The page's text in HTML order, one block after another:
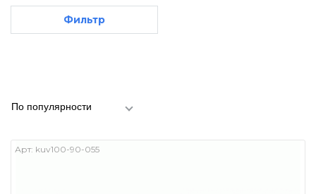
Фильтр
По популярности
Арт: kuv100-90-055